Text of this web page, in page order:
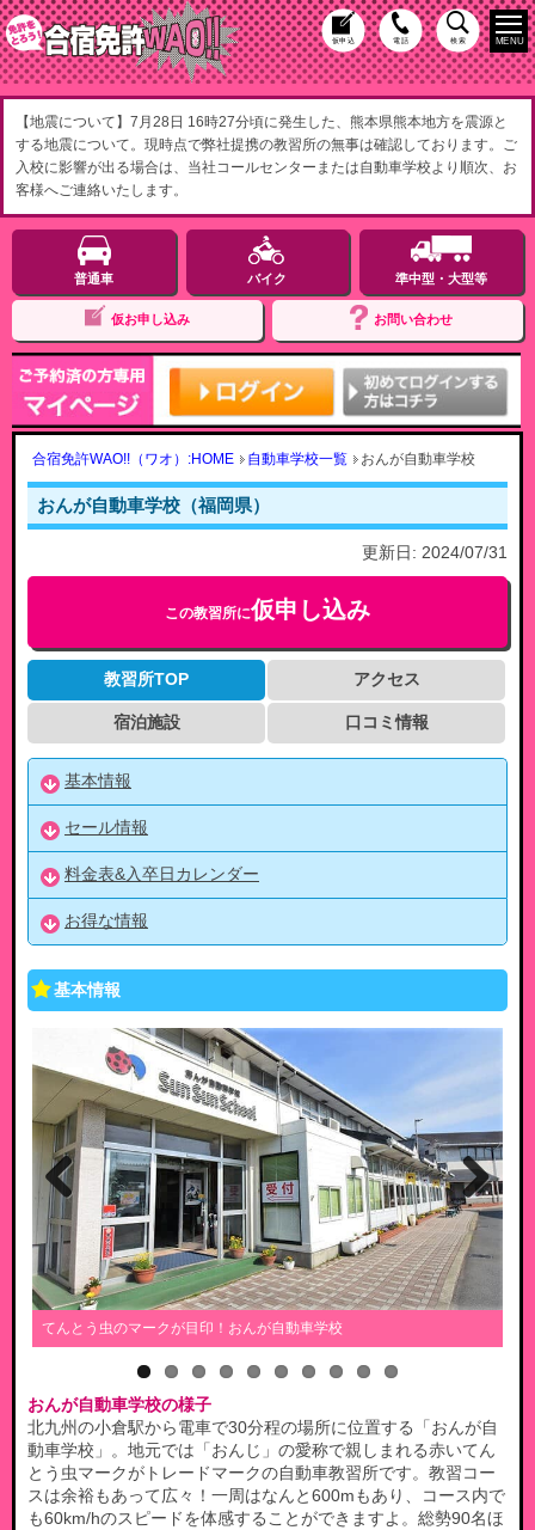
仮申込 電話 検索
【地震について】7月28日 16時27分頃に発生した、熊本県熊本地方を震源と
する地震について。現時点で弊社提携の教習所の無事は確認しております。ご
入校に影響が出る場合は、当社コールセンターまたは自動車学校より順次、お
客様へご連絡いたします。
普通車 バイク 準中型・大型等
仮お申し込み お問い合わせ
MENU
合宿免許WAO!!（ワオ）:HOME 自動車学校一覧 おんが自動車学校
おんが自動車学校（福岡県）
更新日: 2024/07/31
この教習所に仮申し込み
教習所TOP アクセス
宿泊施設 口コミ情報
基本情報
セール情報
料金表&入卒日カレンダー
お得な情報
基本情報
てんとう虫のマークが目印！おんが自動車学校
Previous Next
おんが自動車学校の様子
北九州の小倉駅から電車で30分程の場所に位置する「おんが自
動車学校」。地元では「おんじ」の愛称で親しまれる赤いてん
とう虫マークがトレードマークの自動車教習所です。教習コー
スは余裕もあって広々！一周はなんと600mもあり、コース内で
も60km/hのスピードを体感することができますよ。総勢90名ほ